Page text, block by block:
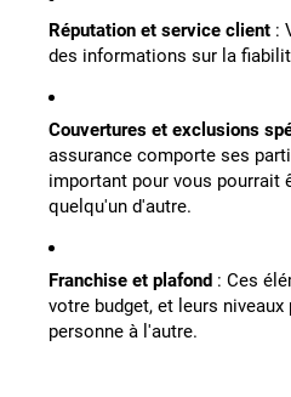
Réputation et service client :
des informations sur la
Couvertures et exclusions
assurance comporte ses
important pour vous pourrait
quelqu'un d'autre.
Franchise et plafond : Ces
votre budget, et leurs niveaux
personne à l'autre.